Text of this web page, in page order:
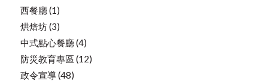
西餐廳(1)
烘焙坊(3)
中式點心餐廳(4)
防災教育專區 (12)
政令宣導(48)